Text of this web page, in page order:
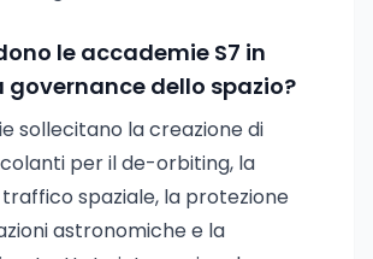
le accademie S7 in
dello spazio?
sollecitano la creazione di
per il de-orbiting, la
spaziale, la protezione
astronomiche e la